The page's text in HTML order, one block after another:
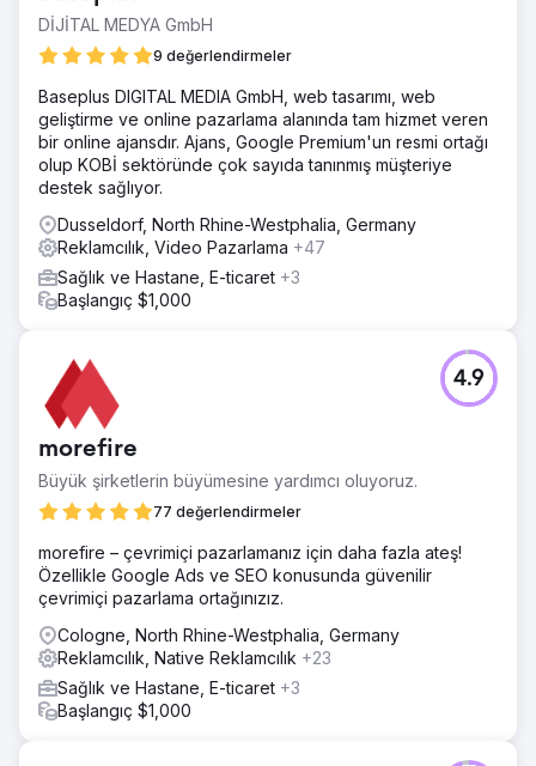
DİJİTAL MEDYA GmbH
9 değerlendirmeler
Baseplus DIGITAL MEDIA GmbH, web tasarımı, web
geliştirme ve online pazarlama alanında tam hizmet veren
bir online ajansdır. Ajans, Google Premium'un resmi ortağı
olup KOBİ sektöründe çok sayıda tanınmış müşteriye
destek sağlıyor.
Dusseldorf, North Rhine-Westphalia, Germany
Reklamcılık, Video Pazarlama +47
Sağlık ve Hastane, E-ticaret +3
Başlangıç $1,000
morefire
Büyük şirketlerin büyümesine yardımcı oluyoruz.
77 değerlendirmeler
4.9
morefire – çevrimiçi pazarlamanız için daha fazla ateş!
Özellikle Google Ads ve SEO konusunda güvenilir
çevrimiçi pazarlama ortağınızız.
Cologne, North Rhine-Westphalia, Germany
Reklamcılık, Native Reklamcılık +23
Sağlık ve Hastane, E-ticaret +3
Başlangıç $1,000